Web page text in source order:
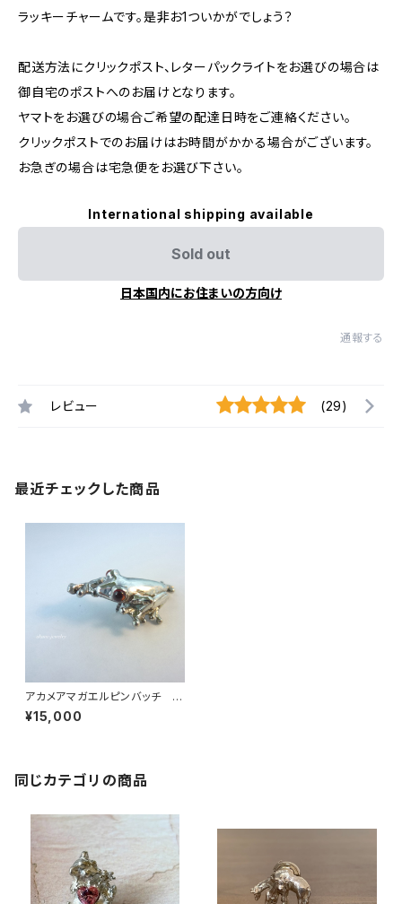
ラッキーチャームです。是非お1ついかがでしょう？
配送方法にクリックポスト、レターパックライトをお選びの場合は
御自宅のポストへのお届けとなります。
ヤマトをお選びの場合ご希望の配達日時をご連絡ください。
クリックポストでのお届けはお時間がかかる場合がございます。
お急ぎの場合は宅急便をお選び下さい。
International shipping available
Sold out
日本国内にお住まいの方向け
通報する
レビュー (29)
最近チェックした商品
アカメアマガエルピンバッチ ガ
ーネット
¥15,000
同じカテゴリの商品